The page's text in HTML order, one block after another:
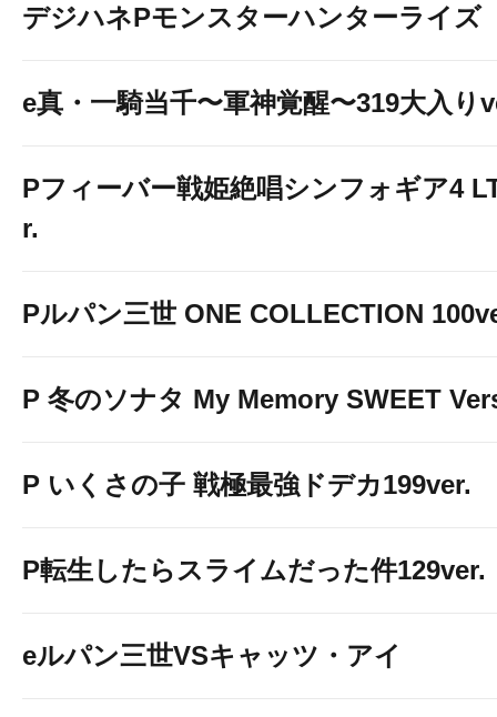
デジハネPモンスターハンターライズ
e真・一騎当千〜軍神覚醒〜319大入り
Pフィーバー戦姫絶唱シンフォギア4
r.
Pルパン三世 ONE COLLECTION
P 冬のソナタ My Memory SWEET
P いくさの子 戦極最強ドデカ199ver.
P転生したらスライムだった件129ver.
eルパン三世VSキャッツ・アイ